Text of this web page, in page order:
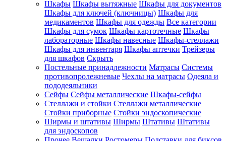
Шкафы Шкафы вытяжные Шкафы для документов
Шкафы для ключей (ключницы) Шкафы для
медикаментов Шкафы для одежды Все категории
Шкафы для сумок Шкафы картотечные Шкафы
лабораторные Шкафы навесные Шкафы-стеллажи
Шкафы для инвентаря Шкафы аптечки Трейзеры
для шкафов Скрыть
Постельные принадлежности Матрасы Системы
противопролежневые Чехлы на матрасы Одеяла и
пододеяльники
Сейфы Сейфы металлические Шкафы-сейфы
Стеллажи и стойки Стеллажи металлические
Стойки приборные Стойки эндоскопические
Ширмы и штативы Ширмы Штативы Штативы
для эндоскопов